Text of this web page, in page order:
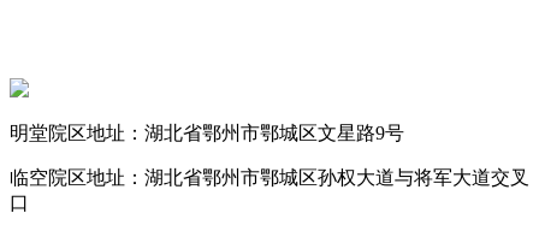
明堂院区地址：湖北省鄂州市鄂城区文星路9号
临空院区地址：湖北省鄂州市鄂城区孙权大道与将军大道交叉
口